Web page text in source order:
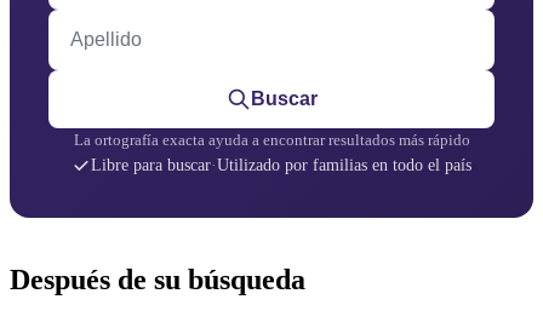
Apellido
Buscar
La ortografía exacta ayuda a encontrar resultados más rápido
Libre para buscar·Utilizado por familias en todo el país
Después de su búsqueda